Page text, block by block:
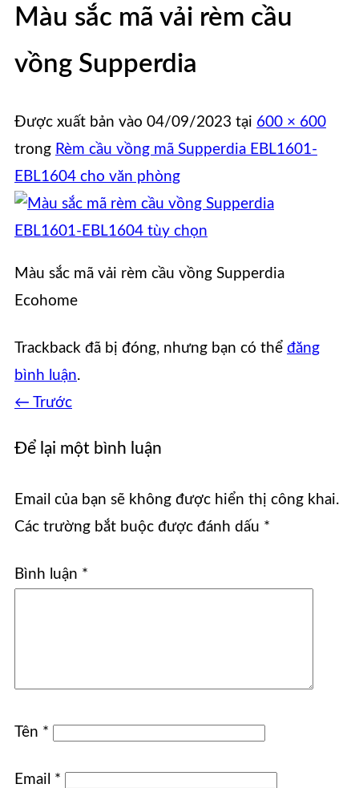
Màu sắc mã vải rèm cầu
vồng Supperdia
Được xuất bản vào 04/09/2023 tại 600 × 600
trong Rèm cầu vồng mã Supperdia EBL1601-
EBL1604 cho văn phòng
Màu sắc mã vải rèm cầu vồng Supperdia
Ecohome
Trackback đã bị đóng, nhưng bạn có thể đăng
bình luận.
← Trước
Để lại một bình luận
Email của bạn sẽ không được hiển thị công khai.
Các trường bắt buộc được đánh dấu *
Bình luận *
Tên *
Email *